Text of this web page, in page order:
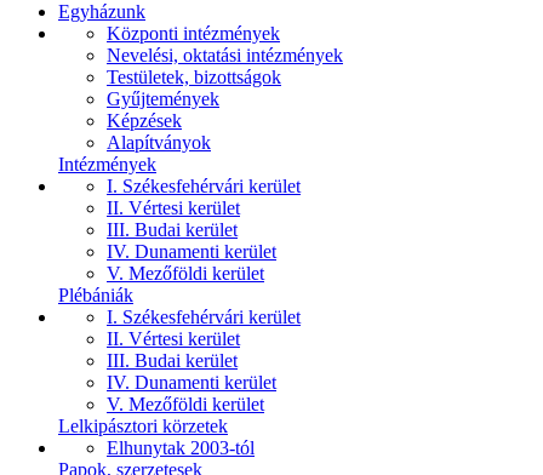
Egyházunk
Központi intézmények
Nevelési, oktatási intézmények
Testületek, bizottságok
Gyűjtemények
Képzések
Alapítványok
Intézmények
I. Székesfehérvári kerület
II. Vértesi kerület
III. Budai kerület
IV. Dunamenti kerület
V. Mezőföldi kerület
Plébániák
I. Székesfehérvári kerület
II. Vértesi kerület
III. Budai kerület
IV. Dunamenti kerület
V. Mezőföldi kerület
Lelkipásztori körzetek
Elhunytak 2003-tól
Papok, szerzetesek